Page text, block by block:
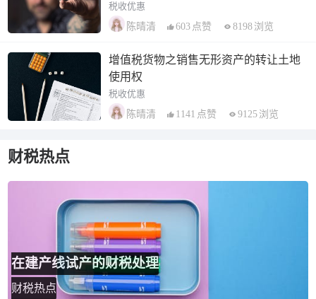
税收优惠
陈晴清
603 点赞 8198 浏览
增值税货物之销售无形资产的转让土地
使用权
税收优惠
陈晴清
1141 点赞 9125 浏览
财税热点
在建产线试产的财税处理
财税热点